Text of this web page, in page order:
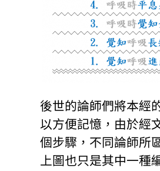
後世的論師們將本經
以方便記憶，由於經
個步驟，不同論師所
上圖也只是其中一種